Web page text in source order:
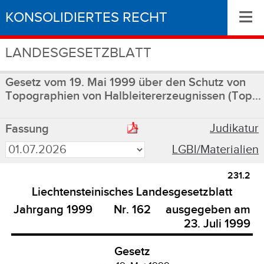
KONSOLIDIERTES RECHT
LANDESGESETZBLATT
≡
Gesetz vom 19. Mai 1999 über den Schutz von
Topographien von Halbleitererzeugnissen (Top...
Fassung
Judikatur
LGBl/Materialien